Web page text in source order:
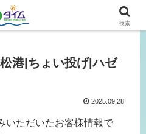
報はタイムにおまかせ！
港|ちょい投げ|ハゼ
2025.09.28
いただいたお客様情報で
検索